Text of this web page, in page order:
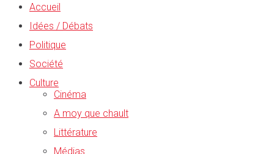
Accueil
Idées / Débats
Politique
Société
Culture
Cinéma
A moy que chault
Littérature
Médias